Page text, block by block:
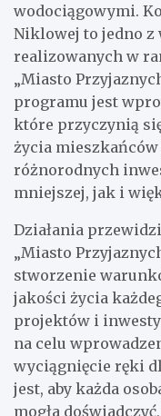
wodociągowymi.
Niklowej to jedno z
realizowanych w
„Miasto
programu jest
które przyczynią
życia
różnorodnych
mniejszej, jak i
Działania
„Miasto
stworzenie
jakości życia
projektów i
na celu
wyciągnięcie ręki
jest, aby każda
mogła